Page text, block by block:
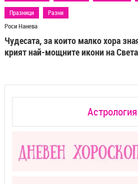
Празници Разни
Роси Нанева
Чудесата, за които малко хора
крият най-мощните икони на
Астрология